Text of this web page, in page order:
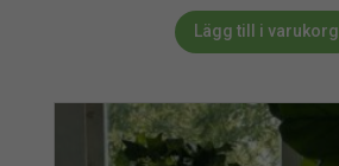
Lägg till i varukorg